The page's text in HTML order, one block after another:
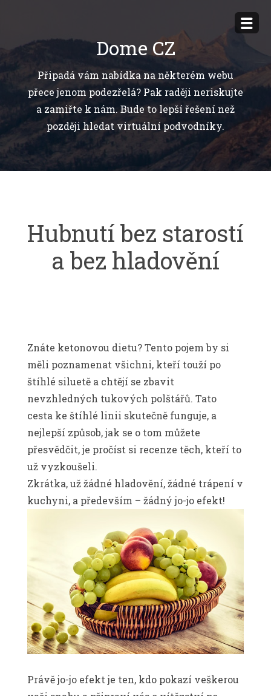
obsahu
Dome CZ
Připadá vám nabídka na některém webu
přece jenom podezřelá? Pak raději neriskujte
a zamiřte k nám. Bude to lepší řešení než
později hledat virtuální podvodníky.
Hubnutí bez starostí
a bez hladovění
Znáte ketonovou dietu? Tento pojem by si
měli poznamenat všichni, kteří touží po
štíhlé siluetě a chtějí se zbavit
nevzhledných tukových polštářů. Tato
cesta ke štíhlé linii skutečně funguje, a
nejlepší způsob, jak se o tom můžete
přesvědčit, je pročíst si recenze těch, kteří to
už vyzkoušeli.
Zkrátka, už žádné hladovění, žádné trápení v
kuchyni, a především – žádný jo-jo efekt!
Právě jo-jo efekt je ten, kdo pokazí veškerou